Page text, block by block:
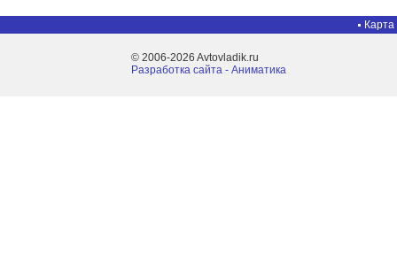
Карта
© 2006-2026 Avtovladik.ru
Разработка сайта - Aниматика